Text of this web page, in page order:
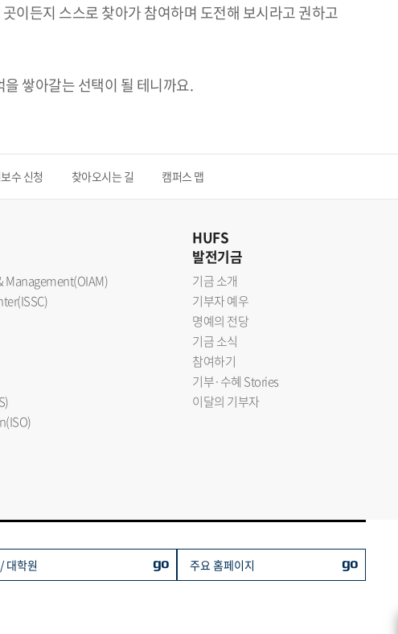
이든지 스스로 찾아가 참여하며 도전해 보시라고 권하고
쌓아갈는 선택이 될 테니까요.
수 신청 찾아오시는 길 캠퍼스 맵
Management(OIAM)
HUFS
발전기금
기금 소개
기부자 예우
명예의 전당
기금 소식
참여하기
기부·수혜 Stories
이달의 기부자
대학원 go 주요 홈페이지 go